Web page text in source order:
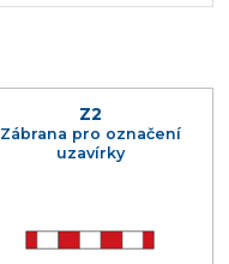
Z2
Zábrana pro označení
uzavírky